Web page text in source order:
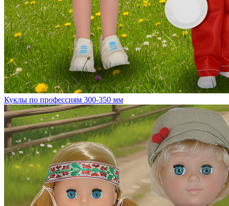
Куклы по профессиям 300-350 мм